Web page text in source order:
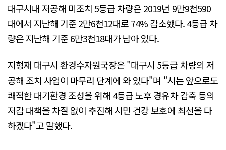
대구시내 저공해 미조치 5등급 차량은 2019년 9만9천590
대에서 지난해 기준 2만6천12대로 74% 감소했다. 4등급 차
량은 지난해 기준 6만3천18대가 남아 있다.
지형재 대구시 환경수자원국장은 "대구시 5등급 차량의 저
공해 조치 사업이 마무리 단계에 와 있다"며 "시는 앞으로도
쾌적한 대기환경 조성을 위해 4등급 노후 경유차 감축 등의
저감 대책을 차질 없이 추진해 시민 건강 보호에 최선을 다
하겠다"고 말했다.